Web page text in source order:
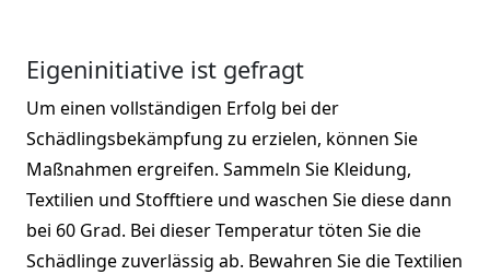
Eigeninitiative ist gefragt
Um einen vollständigen Erfolg bei der
Schädlingsbekämpfung zu erzielen, können Sie
Maßnahmen ergreifen. Sammeln Sie Kleidung,
Textilien und Stofftiere und waschen Sie diese dann
bei 60 Grad. Bei dieser Temperatur töten Sie die
Schädlinge zuverlässig ab. Bewahren Sie die Textilien